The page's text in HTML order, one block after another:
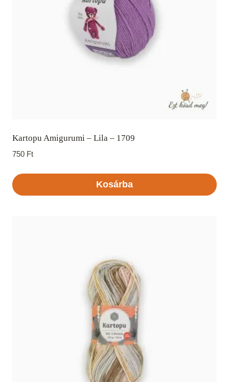
Kartopu Amigurumi – Lila – 1709
750 Ft
Kosárba